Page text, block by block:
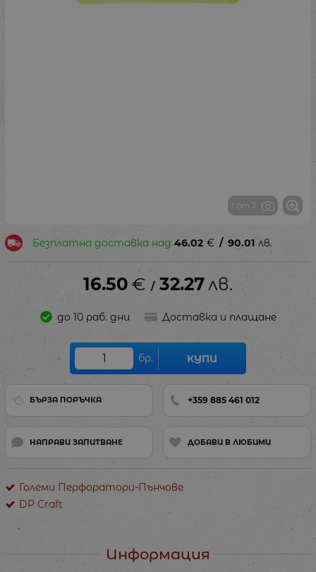
1 от 2
Безплатна доставка над 46.02 € / 90.01 лв.
16.50 € / 32.27лв.
до 10 раб. дни Доставка и плащане
бр. КУПИ
БЪРЗА ПОРЪЧКА +359 885 461 012
НАПРАВИ ЗАПИТВАНЕ ДОБАВИ В ЛЮБИМИ
Големи Перфоратори-Пънчове
DP Craft
Информация